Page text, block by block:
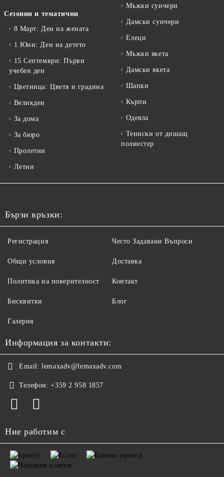
Сезонни и тематични
8 Март: Ден на жената
1 Юни: Ден на детето
15 Септември: Първи
учебен ден
Цветница: Цветя и градина
Великден
За дома
За бюро
Пролетни
Летни
Мъжки суичери
Дамски суичери
Елеци
Мъжки якета
Дамски якета
Шапки
Кърпи
Одеяла
Тениски от дишащ
полиестер
Бързи връзки:
Регистрация
Общи условия
Политика на поверителност
Бисквитки
Често Задавани Въпроси
Доставка
Контакт
Блог
Галерия
Информация за контакти:
Email: lemaxadv@lemaxadv.com
Телефон: +359 2 958 1857
Ние работим с